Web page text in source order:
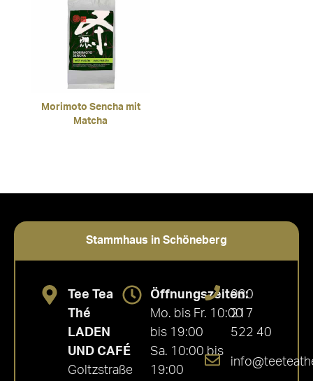
Morimoto Sencha mit
Matcha
Stammhaus in Schöneberg
Tee Tea
Thé
LADEN
UND CAFÉ
Goltzstraße
Öffnungszeiten:
Mo. bis Fr. 10:00
bis 19:00
Sa. 10:00 bis
19:00
030
217
522 40